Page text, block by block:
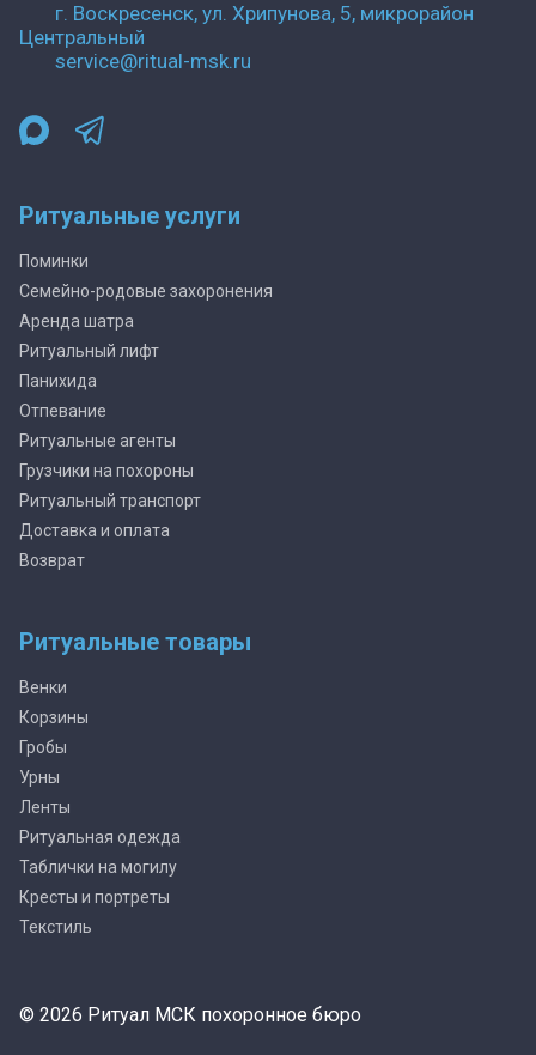
г. Воскресенск, ул. Хрипунова, 5, микрорайон
Центральный
service@ritual-msk.ru
Ритуальные услуги
Поминки
Семейно-родовые захоронения
Аренда шатра
Ритуальный лифт
Панихида
Отпевание
Ритуальные агенты
Грузчики на похороны
Ритуальный транспорт
Доставка и оплата
Возврат
Ритуальные товары
Венки
Корзины
Гробы
Урны
Ленты
Ритуальная одежда
Таблички на могилу
Кресты и портреты
Текстиль
© 2026 Ритуал МСК похоронное бюро